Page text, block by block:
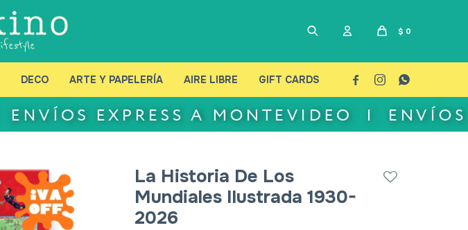
DECO ARTE Y PAPELERÍA AIRE LIBRE GIFT CARDS
$ 0
  
La Historia De Los
Mundiales Ilustrada 1930-
2026